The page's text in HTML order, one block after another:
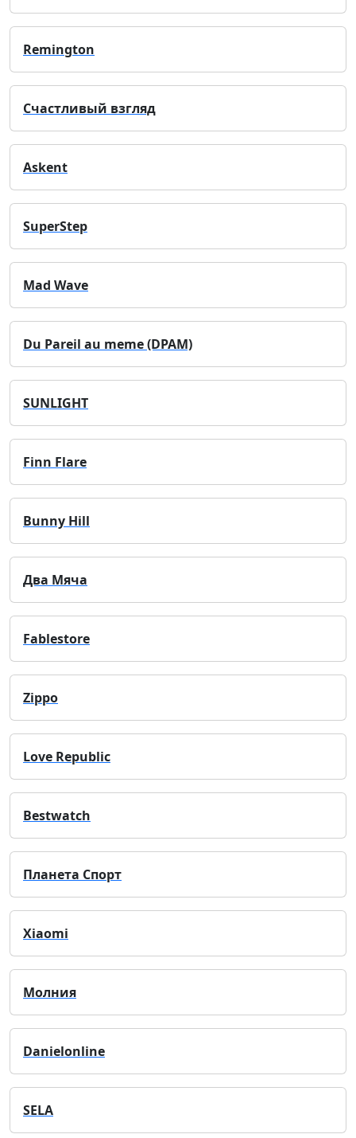
Remington
Счастливый взгляд
Askent
SuperStep
Mad Wave
Du Pareil au meme (DPAM)
SUNLIGHT
Finn Flare
Bunny Hill
Два Мяча
Fablestore
Zippo
Love Republic
Bestwatch
Планета Спорт
Xiaomi
Молния
Danielonline
SELA